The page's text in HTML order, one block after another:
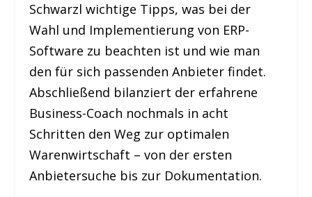
Schwarzl wichtige Tipps, was bei der
Wahl und Implementierung von ERP-
Software zu beachten ist und wie man
den für sich passenden Anbieter findet.
Abschließend bilanziert der erfahrene
Business-Coach nochmals in acht
Schritten den Weg zur optimalen
Warenwirtschaft – von der ersten
Anbietersuche bis zur Dokumentation.